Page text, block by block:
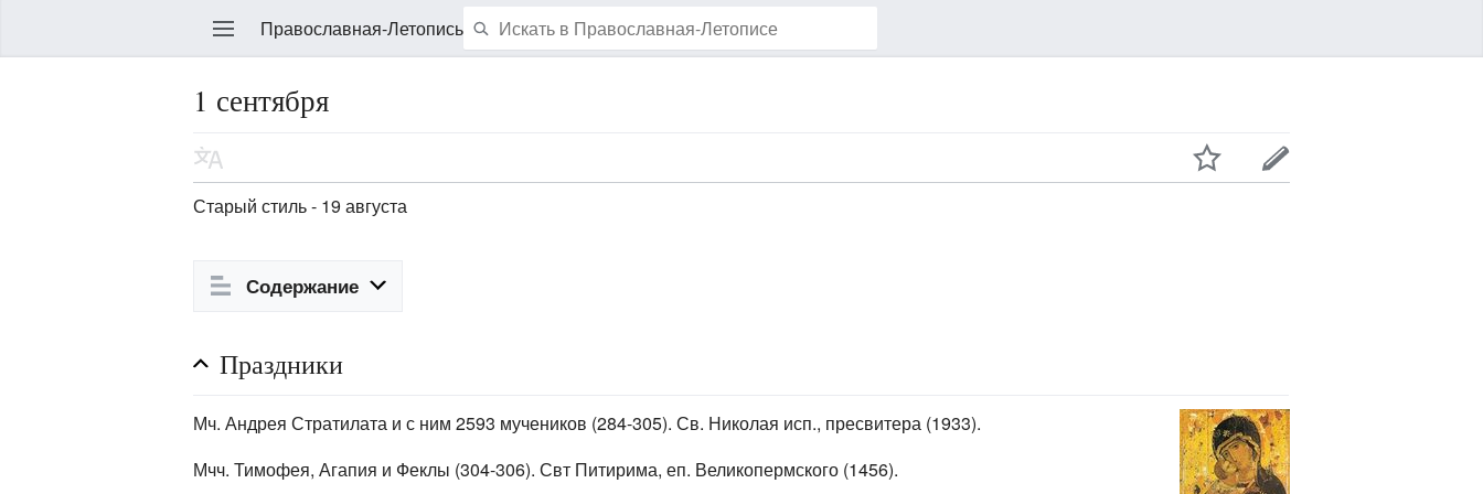
Православная-Летопись
Править
1 сентября
Старый стиль - 19 августа
Содержание
Праздники
Мч. Андрея Стратилата и с ним 2593 мучеников (284-305). Св. Николая исп., пресвитера (1933).
Мчч. Тимофея, Агапия и Феклы (304-306). Свт Питирима, еп. Великопермского (1456).